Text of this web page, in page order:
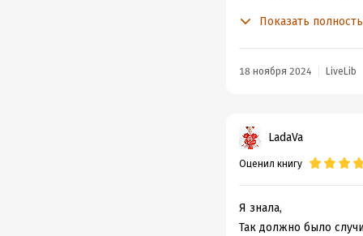
предстоит
тренерами, было
отправляясь будним
говорит в пользу
Александра Маринина
консультациям со
Показать
18 ноября 2024 LiveLib
LadaVa
Оценил книгу
Я знала,
Так должно было